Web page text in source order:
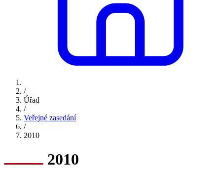
/
Úřad
/
Veřejné zasedání
/
2010
2010